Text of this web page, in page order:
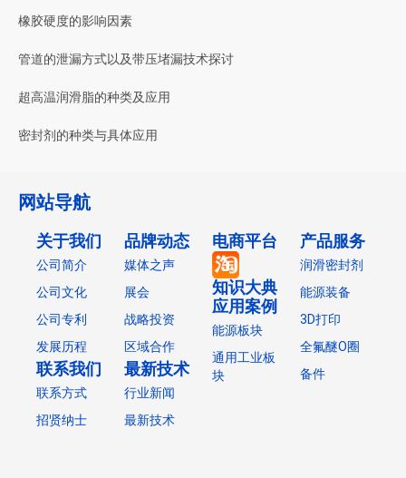
橡胶硬度的影响因素
管道的泄漏方式以及带压堵漏技术探讨
超高温润滑脂的种类及应用
密封剂的种类与具体应用
网站导航
关于我们
公司简介
公司文化
公司专利
发展历程
联系我们
联系方式
招贤纳士
品牌动态
媒体之声
展会
战略投资
区域合作
最新技术
行业新闻
最新技术
电商平台
知识大典
应用案例
能源板块
通用工业板
块
产品服务
润滑密封剂
能源装备
3D打印
全氟醚O圈
备件